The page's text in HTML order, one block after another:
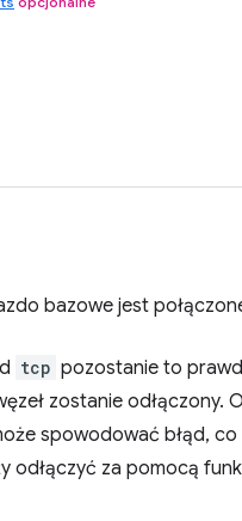
bazowe jest
tcp pozostanie to
zostanie odłączony.
spowodować błąd, co
odłączyć za pomocą